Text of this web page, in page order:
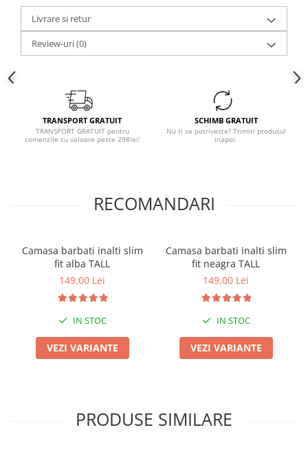
Livrare si retur
Review-uri(0)
TRANSPORT GRATUIT
TRANSPORT GRATUIT pentru
comenzile cu valoare peste 298lei!
SCHIMB GRATUIT
Nu ti se potriveste? Trimiti produsul
inapoi.
RECOMANDARI
Camasa barbati inalti slim
fit alba TALL
149,00 Lei
IN STOC
VEZI VARIANTE
Camasa barbati inalti slim
fit neagra TALL
149,00 Lei
IN STOC
VEZI VARIANTE
PRODUSE SIMILARE